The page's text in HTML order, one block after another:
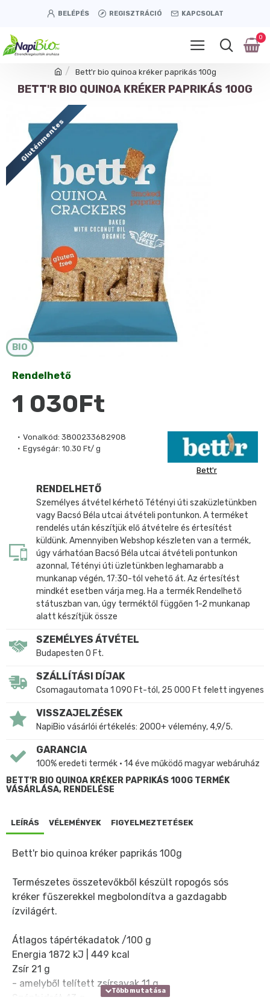
BELÉPÉS REGISZTRÁCIÓ KAPCSOLAT
0
Bett'r bio quinoa kréker paprikás 100g
BETT'R BIO QUINOA KRÉKER PAPRIKÁS 100G
Gluténmentes
BIO
Vonalkód: 3800233682908
Egységár: 10.30 Ft/ g
Bett'r
Rendelhető
1 030Ft
RENDELHETŐ
Személyes átvétel kérhető Tétényi úti szaküzletünkben
vagy Bacsó Béla utcai átvételi pontunkon. A terméket
rendelés után készítjük elő átvételre és értesítést
küldünk. Amennyiben Webshop készleten van a termék,
úgy várhatóan Bacsó Béla utcai átvételi pontunkon
azonnal, Tétényi úti üzletünkben leghamarabb a
munkanap végén, 17:30-tól vehető át. Az értesítést
mindkét esetben várja meg. Ha a termék Rendelhető
státuszban van, úgy terméktől függően 1-2 munkanap
alatt készítjük össze
SZEMÉLYES ÁTVÉTEL
Budapesten 0 Ft.
SZÁLLÍTÁSI DÍJAK
Csomagautomata 1 090 Ft-tól, 25 000 Ft felett ingyenes
VISSZAJELZÉSEK
NapiBio vásárlói értékelés: 2000+ vélemény, 4,9/5.
GARANCIA
100% eredeti termék • 14 éve működő magyar webáruház
BETT'R BIO QUINOA KRÉKER PAPRIKÁS 100G TERMÉK
VÁSÁRLÁSA, RENDELÉSE
LEÍRÁS VÉLEMÉNYEK FIGYELMEZTETÉSEK
Bett'r bio quinoa kréker paprikás 100g
Természetes összetevőkből készült ropogós sós
kréker fűszerekkel megbolondítva a gazdagabb
ízvilágért.
Átlagos tápértékadatok /100 g
Energia 1872 kJ | 449 kcal
Zsír 21 g
- amelyből telített zsírsavak 11 g